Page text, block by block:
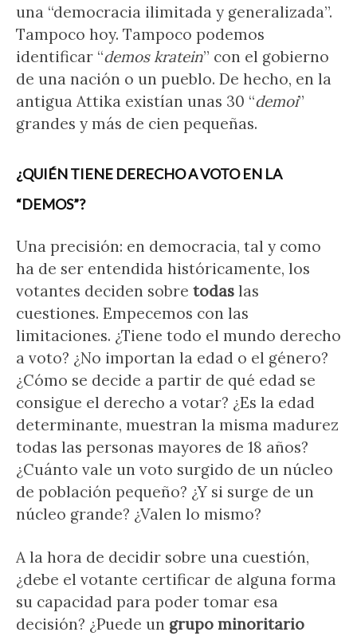
una “democracia ilimitada y generalizada”.
Tampoco hoy. Tampoco podemos
identificar “demos kratein” con el gobierno
de una nación o un pueblo. De hecho, en la
antigua Attika existían unas 30 “demoi”
grandes y más de cien pequeñas.
¿QUIÉN TIENE DERECHO A VOTO EN LA
“DEMOS”?
Una precisión: en democracia, tal y como
ha de ser entendida históricamente, los
votantes deciden sobre todas las
cuestiones. Empecemos con las
limitaciones. ¿Tiene todo el mundo derecho
a voto? ¿No importan la edad o el género?
¿Cómo se decide a partir de qué edad se
consigue el derecho a votar? ¿Es la edad
determinante, muestran la misma madurez
todas las personas mayores de 18 años?
¿Cuánto vale un voto surgido de un núcleo
de población pequeño? ¿Y si surge de un
núcleo grande? ¿Valen lo mismo?
A la hora de decidir sobre una cuestión,
¿debe el votante certificar de alguna forma
su capacidad para poder tomar esa
decisión? ¿Puede un grupo minoritario